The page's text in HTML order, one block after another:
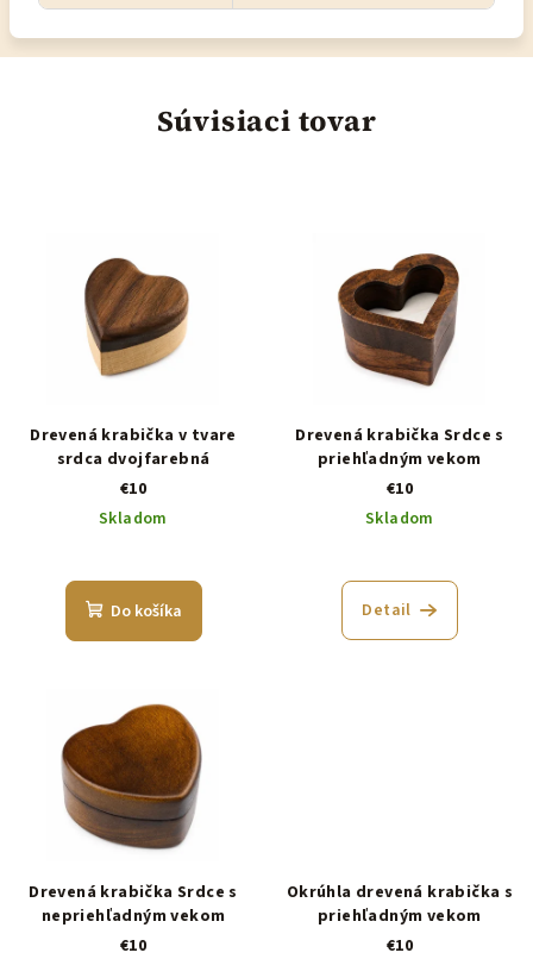
Súvisiaci tovar
Drevená krabička v tvare
srdca dvojfarebná
€10
Skladom
Do košíka
Drevená krabička Srdce s
priehľadným vekom
€10
Skladom
Detail
Drevená krabička Srdce s
nepriehľadným vekom
€10
Okrúhla drevená krabička s
priehľadným vekom
€10